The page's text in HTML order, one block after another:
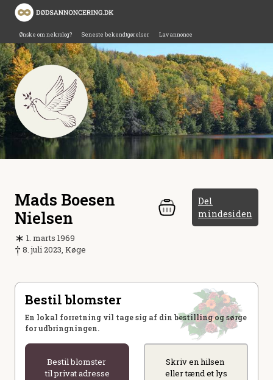
Ønske om nekrolog? Seneste bekendtgørelser Lav annonce
Mads Boesen
Nielsen
Del
mindesiden
1. marts 1969
8. juli 2023, Køge
Bestil blomster
En lokal forretning vil tage sig af din bestilling og sørge
for udbringningen.
Bestil blomster
til privat adresse
Skriv en hilsen
eller tænd et lys